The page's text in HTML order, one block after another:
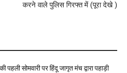
करने वाले पुलिस गिरफ्त में (पूरा देखे )
पहली सोमवारी पर हिंदू जागृत मंच द्वारा पहाड़ी